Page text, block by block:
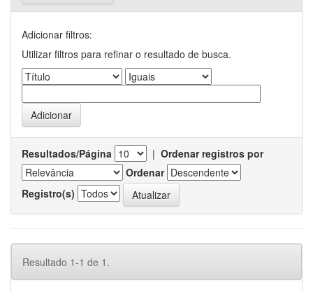
Adicionar filtros:
Utilizar filtros para refinar o resultado de busca.
Resultados/Página | Ordenar registros por
Ordenar
Registro(s)
Resultado 1-1 de 1.